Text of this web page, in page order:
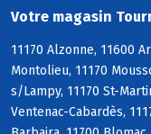
Votre magasin
11170 Alzonne, 11600
Montolieu, 11170
s/Lampy, 11170 St-
Ventenac-Cabardès,